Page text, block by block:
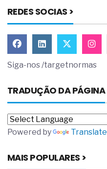
REDES SOCIAS >
Siga-nos /targetnormas
TRADUÇÃO DA PÁGINA
Powered by Translate
MAIS POPULARES >